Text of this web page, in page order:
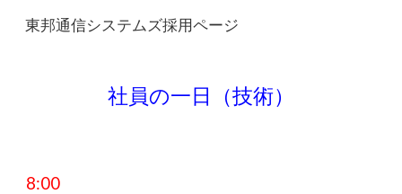
Skip to main content
東邦通信システムズ採用ページ
社員の一日（技術）
8:00